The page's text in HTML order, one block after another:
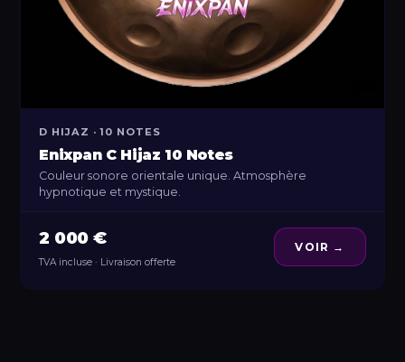
D HIJAZ · 10 NOTES
Enixpan C Hijaz 10 Notes
Couleur sonore orientale unique. Atmosphère
hypnotique et mystique.
2 000 €
TVA incluse · Livraison offerte
VOIR →